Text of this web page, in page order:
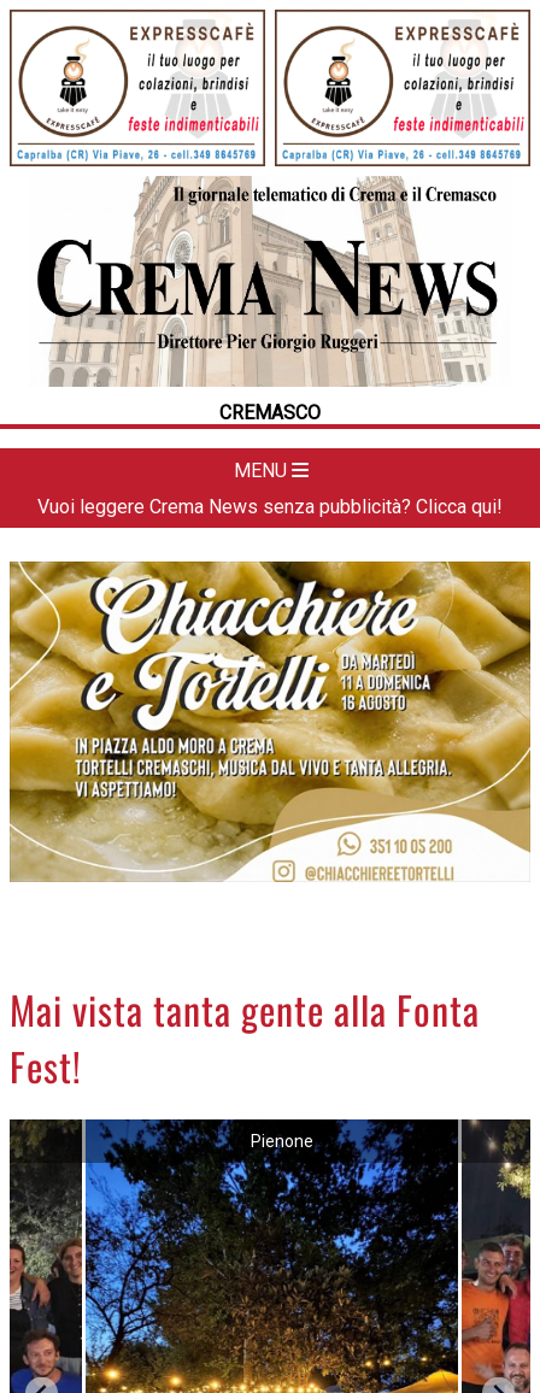
CREMASCO
MENU
HOME
CRONACA
POLITICA
LA FOTO
DAL TERRITORIO
APPUNTAMENTI
CREMASCO
OROSCOPO
LA PIAZZA
ANIMALI
NECROLOGI
ACCEDI
Vuoi leggere Crema News senza pubblicità? Clicca qui!
Mai vista tanta gente alla Fonta
Fest!
Pienone